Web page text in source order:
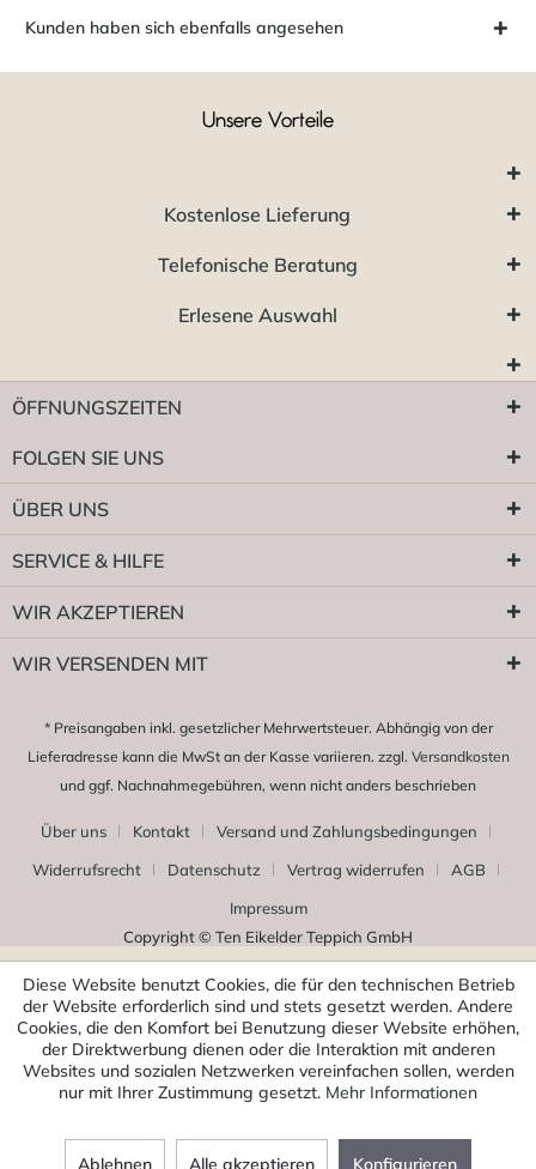
Kunden haben sich ebenfalls angesehen
Unsere Vorteile
Kostenlose Lieferung
Telefonische Beratung
Erlesene Auswahl
ÖFFNUNGSZEITEN
FOLGEN SIE UNS
ÜBER UNS
SERVICE & HILFE
WIR AKZEPTIEREN
WIR VERSENDEN MIT
* Preisangaben inkl. gesetzlicher Mehrwertsteuer. Abhängig von der
Lieferadresse kann die MwSt an der Kasse variieren. zzgl. Versandkosten
und ggf. Nachnahmegebühren, wenn nicht anders beschrieben
Über uns Kontakt
Versand und Zahlungsbedingungen
Widerrufsrecht
Datenschutz Vertrag widerrufen
AGB
Impressum
Copyright © Ten Eikelder Teppich GmbH
Diese Website benutzt Cookies, die für den technischen Betrieb
der Website erforderlich sind und stets gesetzt werden. Andere
Cookies, die den Komfort bei Benutzung dieser Website erhöhen,
der Direktwerbung dienen oder die Interaktion mit anderen
Websites und sozialen Netzwerken vereinfachen sollen, werden
nur mit Ihrer Zustimmung gesetzt. Mehr Informationen
Ablehnen Alle akzeptieren Konfigurieren